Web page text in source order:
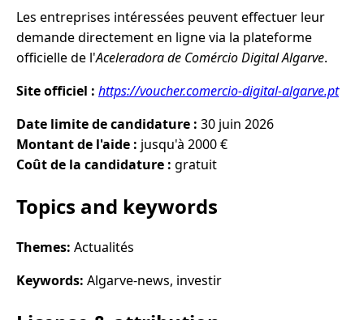
Les entreprises intéressées peuvent effectuer leur
demande directement en ligne via la plateforme
officielle de l'Aceleradora de Comércio Digital Algarve.
Site officiel : https://voucher.comercio-digital-algarve.pt
Date limite de candidature : 30 juin 2026
Montant de l'aide : jusqu'à 2000 €
Coût de la candidature : gratuit
Topics and keywords
Themes: Actualités
Keywords: Algarve-news, investir